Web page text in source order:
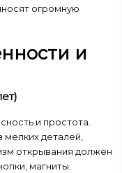
огромную
и
и простота.
мелких деталей,
открывания должен
магниты.